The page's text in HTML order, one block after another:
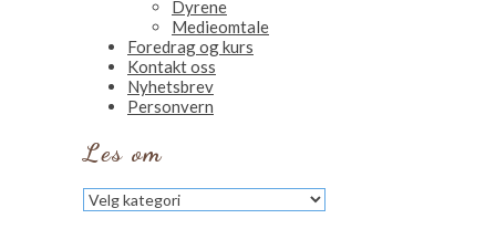
Dyrene
Medieomtale
Foredrag og kurs
Kontakt oss
Nyhetsbrev
Personvern
Les om
Les
om